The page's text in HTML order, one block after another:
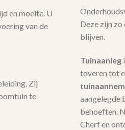
en moeite. U
van de
Zij
te
Deze zijn
blijven.
Tuinaanleg
toveren tot
aangelegde
behoeften.
Cherf en